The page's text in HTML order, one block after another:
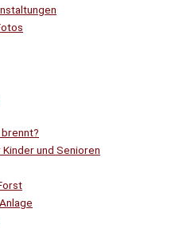
brennt?
und Senioren